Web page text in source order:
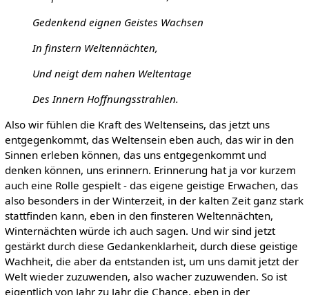
Gedenkend eignen Geistes Wachsen
In finstern Weltennächten,
Und neigt dem nahen Weltentage
Des Innern Hoffnungsstrahlen.
Also wir fühlen die Kraft des Weltenseins, das jetzt uns
entgegenkommt, das Weltensein eben auch, das wir in den
Sinnen erleben können, das uns entgegenkommt und
denken können, uns erinnern. Erinnerung hat ja vor kurzem
auch eine Rolle gespielt - das eigene geistige Erwachen, das
also besonders in der Winterzeit, in der kalten Zeit ganz stark
stattfinden kann, eben in den finsteren Weltennächten,
Winternächten würde ich auch sagen. Und wir sind jetzt
gestärkt durch diese Gedankenklarheit, durch diese geistige
Wachheit, die aber da entstanden ist, um uns damit jetzt der
Welt wieder zuzuwenden, also wacher zuzuwenden. So ist
eigentlich von Jahr zu Jahr die Chance, eben in der